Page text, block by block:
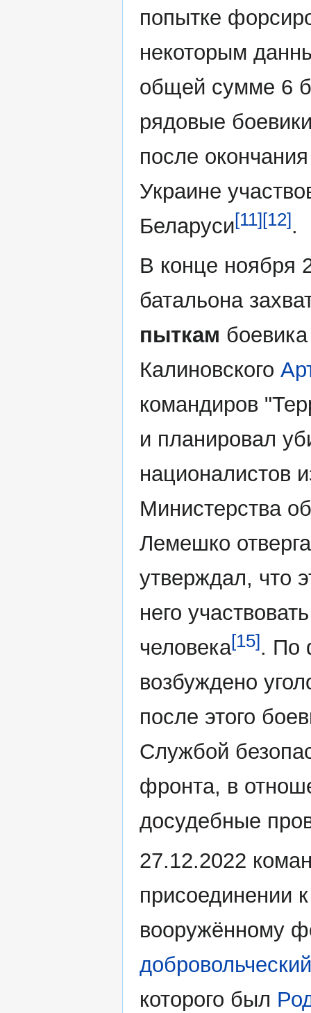
попытке
некоторым
общей сумме 6
рядовые
после
Украине
Беларуси[11][12].
В конце ноября
батальона
пыткам
Калиновского
командиров
и планировал
националистов
Министерства
Лемешко
утверждал, что
него
человека[15]. По
возбуждено
после этого
Службой
фронта, в
досудебные
27.12.2022
присоединении
вооружённому
которого был